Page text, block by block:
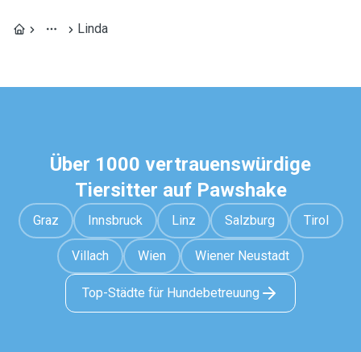
Linda
Über 1000 vertrauenswürdige
Tiersitter auf Pawshake
Graz Innsbruck Linz Salzburg Tirol
Villach Wien Wiener Neustadt
Top-Städte für Hundebetreuung